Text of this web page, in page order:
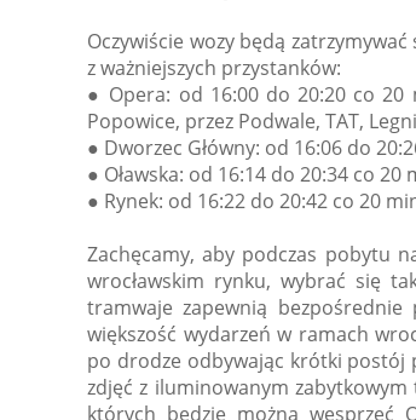
Oczywiście wozy będą
z ważniejszych przystanków:
● Opera: od 16:00 do 20:20 co 20
Popowice, przez Podwale, TAT,
● Dworzec Główny: od 16:06 do
● Oławska: od 16:14 do 20:34 co 20
● Rynek: od 16:22 do 20:42 co 20
Zachęcamy, aby podczas pobytu
wrocławskim rynku, wybrać się
tramwaje zapewnią bezpośrednie
większość wydarzeń w ramach
po drodze odbywając krótki postój
zdjęć z iluminowanym
których będzie można wesprzeć